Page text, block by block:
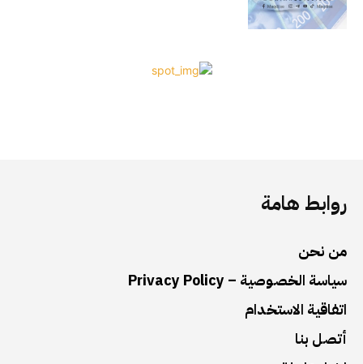
روابط هامة
من نحن
سياسة الخصوصية – Privacy Policy
اتفاقية الاستخدام
أتصل بنا